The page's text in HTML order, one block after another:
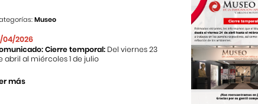
Museo
04/2026
Cierre temporal: Del viernes 23
abril al miércoles 1 de julio
más